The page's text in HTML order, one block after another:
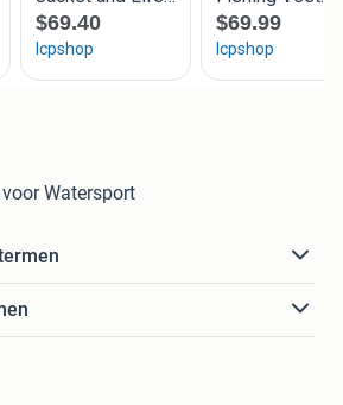
Watersport